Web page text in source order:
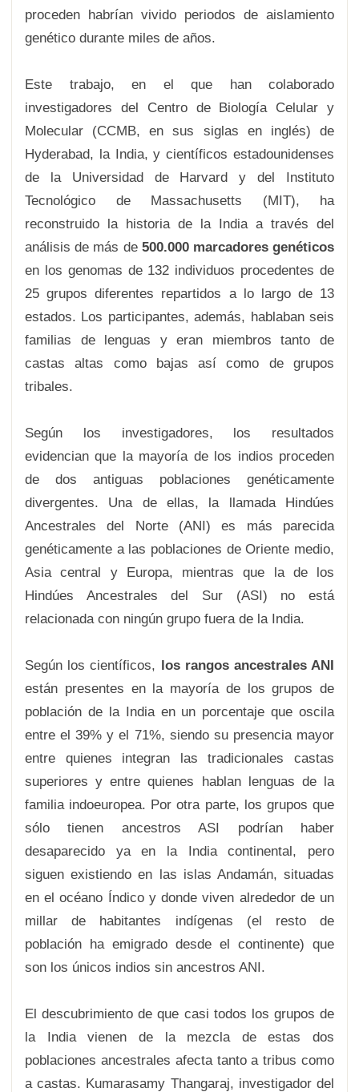
proceden habrían vivido periodos de aislamiento
genético durante miles de años.
Este trabajo, en el que han colaborado
investigadores del Centro de Biología Celular y
Molecular (CCMB, en sus siglas en inglés) de
Hyderabad, la India, y científicos estadounidenses
de la Universidad de Harvard y del Instituto
Tecnológico de Massachusetts (MIT), ha
reconstruido la historia de la India a través del
análisis de más de 500.000 marcadores genéticos
en los genomas de 132 individuos procedentes de
25 grupos diferentes repartidos a lo largo de 13
estados. Los participantes, además, hablaban seis
familias de lenguas y eran miembros tanto de
castas altas como bajas así como de grupos
tribales.
Según los investigadores, los resultados
evidencian que la mayoría de los indios proceden
de dos antiguas poblaciones genéticamente
divergentes. Una de ellas, la llamada Hindúes
Ancestrales del Norte (ANI) es más parecida
genéticamente a las poblaciones de Oriente medio,
Asia central y Europa, mientras que la de los
Hindúes Ancestrales del Sur (ASI) no está
relacionada con ningún grupo fuera de la India.
Según los científicos, los rangos ancestrales ANI
están presentes en la mayoría de los grupos de
población de la India en un porcentaje que oscila
entre el 39% y el 71%, siendo su presencia mayor
entre quienes integran las tradicionales castas
superiores y entre quienes hablan lenguas de la
familia indoeuropea. Por otra parte, los grupos que
sólo tienen ancestros ASI podrían haber
desaparecido ya en la India continental, pero
siguen existiendo en las islas Andamán, situadas
en el océano Índico y donde viven alrededor de un
millar de habitantes indígenas (el resto de
población ha emigrado desde el continente) que
son los únicos indios sin ancestros ANI.
El descubrimiento de que casi todos los grupos de
la India vienen de la mezcla de estas dos
poblaciones ancestrales afecta tanto a tribus como
a castas. Kumarasamy Thangaraj, investigador del